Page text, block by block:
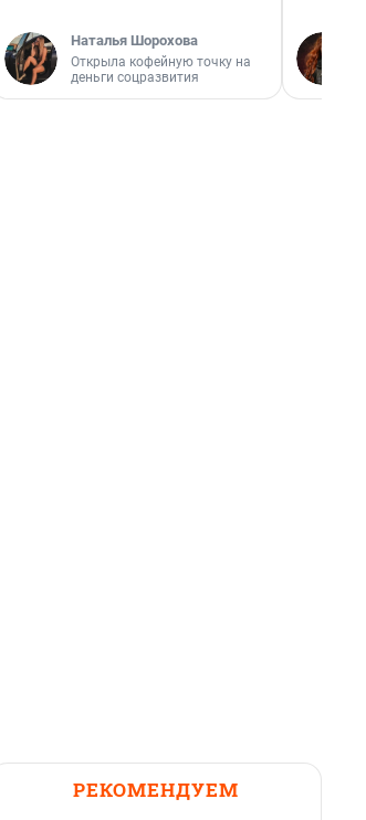
Наталья Шорохова
Открыла кофейную точку на
деньги соцразвития
РЕКОМЕНДУЕМ